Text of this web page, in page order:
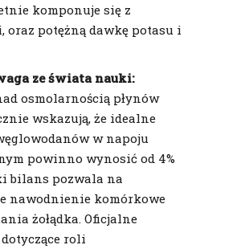
komponuje się z
oraz potężną dawkę potasu i
ze świata nauki:
osmolarnością płynów
wskazują, że idealne
w napoju
powinno wynosić od 4%
bilans pozwala na
nawodnienie komórkowe
żołądka. Oficjalne
roli